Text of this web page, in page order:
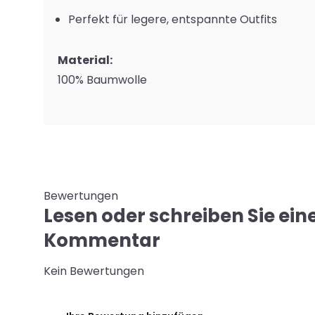
Perfekt für legere, entspannte Outfits
Material:
100% Baumwolle
Bewertungen
Lesen oder schreiben Sie
Kommentar
Kein Bewertungen